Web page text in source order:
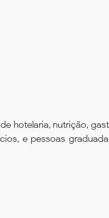
hotelaria, nutrição,
e pessoas